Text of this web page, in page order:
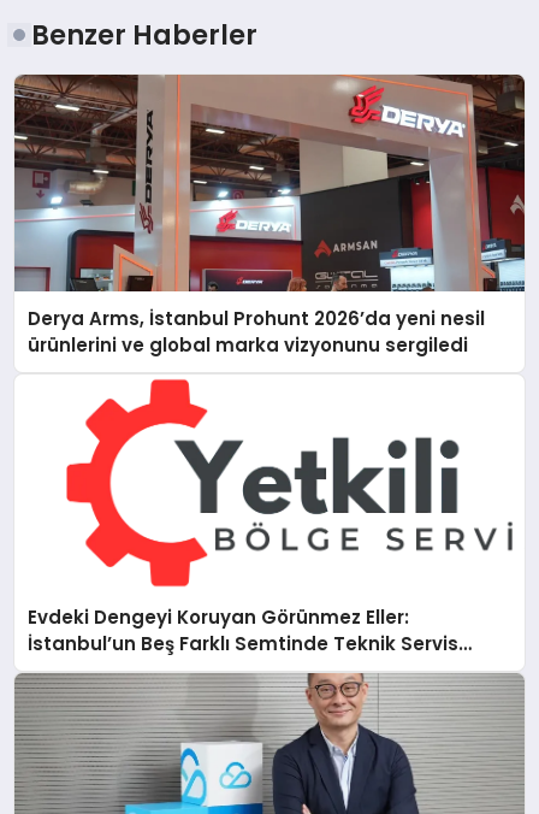
Benzer Haberler
Derya Arms, İstanbul Prohunt 2026’da yeni nesil
ürünlerini ve global marka vizyonunu sergiledi
Evdeki Dengeyi Koruyan Görünmez Eller:
İstanbul’un Beş Farklı Semtinde Teknik Servis
Gerçeği